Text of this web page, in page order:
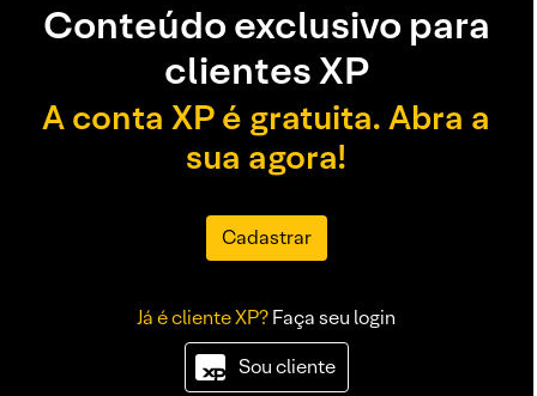
Conteúdo exclusivo para
clientes XP
A conta XP é gratuita. Abra a
sua agora!
Cadastrar
Já é cliente XP?Faça seu login
Sou cliente